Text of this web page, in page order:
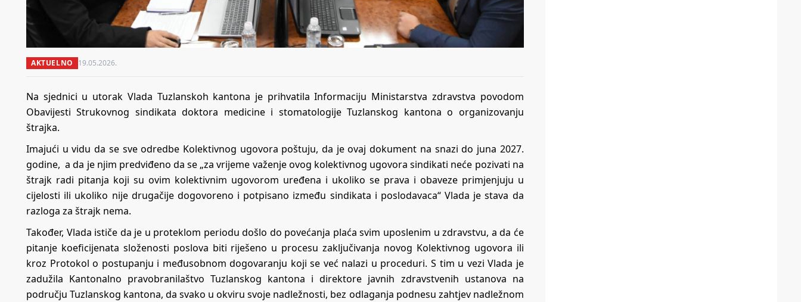
AKTUELNO 19.05.2026.
Na sjednici u utorak Vlada Tuzlanskoh kantona je prihvatila Informaciju Ministarstva zdravstva povodom
Obavijesti Strukovnog sindikata doktora medicine i stomatologije Tuzlanskog kantona o organizovanju
štrajka.
Imajući u vidu da se sve odredbe Kolektivnog ugovora poštuju, da je ovaj dokument na snazi do juna 2027.
godine, a da je njim predviđeno da se „za vrijeme važenje ovog kolektivnog ugovora sindikati neće pozivati na
štrajk radi pitanja koji su ovim kolektivnim ugovorom uređena i ukoliko se prava i obaveze primjenjuju u
cijelosti ili ukoliko nije drugačije dogovoreno i potpisano između sindikata i poslodavaca“ Vlada je stava da
razloga za štrajk nema.
Također, Vlada ističe da je u proteklom periodu došlo do povećanja plaća svim uposlenim u zdravstvu, a da će
pitanje koeficijenata složenosti poslova biti riješeno u procesu zaključivanja novog Kolektivnog ugovora ili
kroz Protokol o postupanju i međusobnom dogovaranju koji se već nalazi u proceduri. S tim u vezi Vlada je
zadužila Kantonalno pravobranilaštvo Tuzlanskog kantona i direktore javnih zdravstvenih ustanova na
području Tuzlanskog kantona, da svako u okviru svoje nadležnosti, bez odlaganja podnesu zahtjev nadležnom